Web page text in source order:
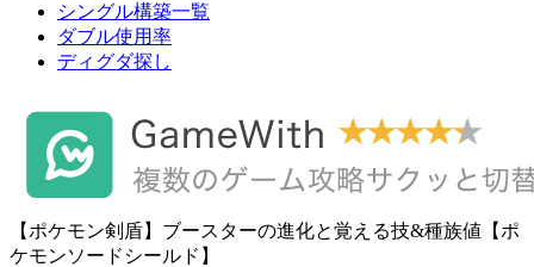
シングル構築一覧
ダブル使用率
ディグダ探し
【ポケモン剣盾】ブースターの進化と覚える技&種族値【ポ
ケモンソードシールド】